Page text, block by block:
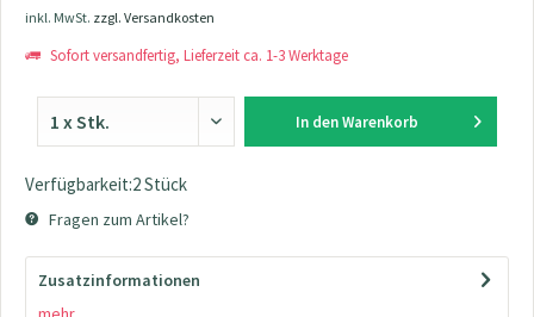
inkl. MwSt. zzgl. Versandkosten
Sofort versandfertig, Lieferzeit ca. 1-3 Werktage
In den Warenkorb
Verfügbarkeit:2 Stück
Fragen zum Artikel?
Zusatzinformationen